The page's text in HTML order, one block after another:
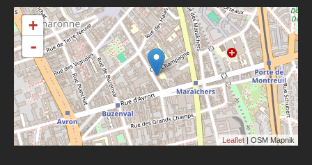
+
-
Leaflet | OSM Mapnik